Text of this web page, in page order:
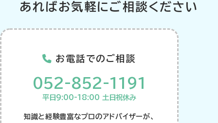
あればお気軽にご相談ください
お電話でのご相談
052-852-1191
平日9:00-18:00 土日祝休み
知識と経験豊富なプロのアドバイザーが、